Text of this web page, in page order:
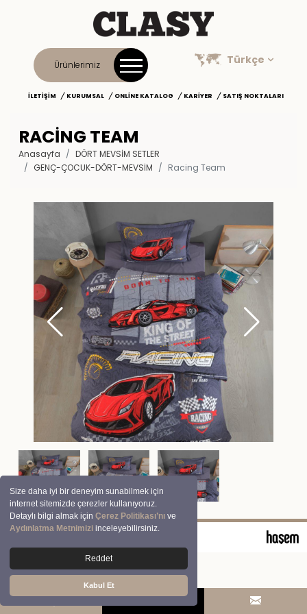
Size daha iyi bir deneyim sunabilmek için
internet sitemizde çerezler kullanıyoruz.
Detaylı bilgi almak içinÇerez Politikası’nı ve
Aydınlatma Metnimizi inceleyebilirsiniz.
Reddet
Kabul Et
Ürünlerimiz Türkçe
İLETIŞIM KURUMSAL ONLINE KATALOG KARIYER SATIŞ NOKTALARI
RACING TEAM
Anasayfa
DÖRT MEVSİM SETLER
GENÇ-ÇOCUK-DÖRT-MEVSIM
Racing Team